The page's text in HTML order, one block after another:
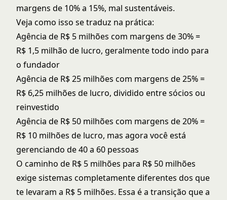
margens de 10% a 15%, mal sustentáveis.
Veja como isso se traduz na prática:
Agência de R$ 5 milhões com margens de 30% =
R$ 1,5 milhão de lucro, geralmente todo indo para
o fundador
Agência de R$ 25 milhões com margens de 25% =
R$ 6,25 milhões de lucro, dividido entre sócios ou
reinvestido
Agência de R$ 50 milhões com margens de 20% =
R$ 10 milhões de lucro, mas agora você está
gerenciando de 40 a 60 pessoas
O caminho de R$ 5 milhões para R$ 50 milhões
exige sistemas completamente diferentes dos que
te levaram a R$ 5 milhões. Essa é a transição que a